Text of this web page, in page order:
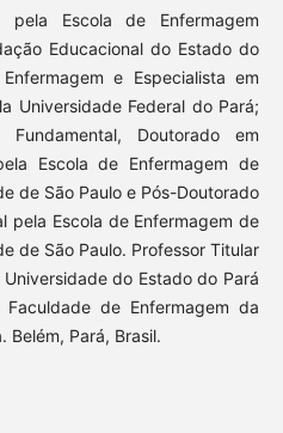
pela Escola de Enfermagem
Educacional do Estado do
e Especialista em
Universidade Federal do Pará;
Fundamental, Doutorado em
Escola de Enfermagem de
de São Paulo e Pós-Doutorado
pela Escola de Enfermagem de
de São Paulo. Professor Titular
do Estado do Pará
de Enfermagem da
Belém, Pará, Brasil.